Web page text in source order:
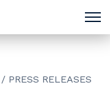
/ PRESS RELEASES